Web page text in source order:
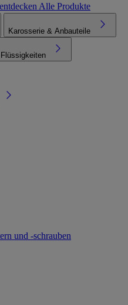
Alle Produkte
Karosserie & Anbauteile
und -schrauben